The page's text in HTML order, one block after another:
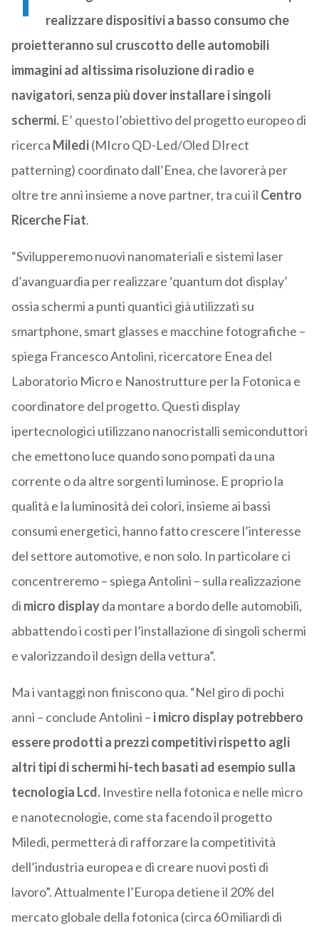
realizzare dispositivi a basso consumo che
proietteranno sul cruscotto delle automobili
immagini ad altissima risoluzione di radio e
navigatori, senza più dover installare i singoli
schermi.E’ questo l’obiettivo del progetto europeo di
ricerca Miledi(MIcro QD-Led/Oled DIrect
patterning) coordinato dall’Enea, che lavorerà per
oltre tre anni insieme a nove partner, tra cui il Centro
Ricerche Fiat.
“Svilupperemo nuovi nanomateriali e sistemi laser
d’avanguardia per realizzare ‘quantum dot display’
ossia schermi a punti quantici già utilizzati su
smartphone, smart glasses e macchine fotografiche –
spiega Francesco Antolini, ricercatore Enea del
Laboratorio Micro e Nanostrutture per la Fotonica e
coordinatore del progetto. Questi display
ipertecnologici utilizzano nanocristalli semiconduttori
che emettono luce quando sono pompati da una
corrente o da altre sorgenti luminose. E proprio la
qualità e la luminosità dei colori, insieme ai bassi
consumi energetici, hanno fatto crescere l’interesse
del settore automotive, e non solo. In particolare ci
concentreremo – spiega Antolini – sulla realizzazione
di micro displayda montare a bordo delle automobili,
abbattendo i costi per l’installazione di singoli schermi
e valorizzando il design della vettura”.
Ma i vantaggi non finiscono qua. “Nel giro di pochi
anni – conclude Antolini – i micro display potrebbero
essere prodotti a prezzi competitivi rispetto agli
altri tipi di schermi hi-tech basati ad esempio sulla
tecnologia Lcd.Investire nella fotonica e nelle micro
e nanotecnologie, come sta facendo il progetto
Miledi, permetterà di rafforzare la competitività
dell’industria europea e di creare nuovi posti di
lavoro”. Attualmente l’Europa detiene il 20% del
mercato globale della fotonica (circa 60 miliardi di